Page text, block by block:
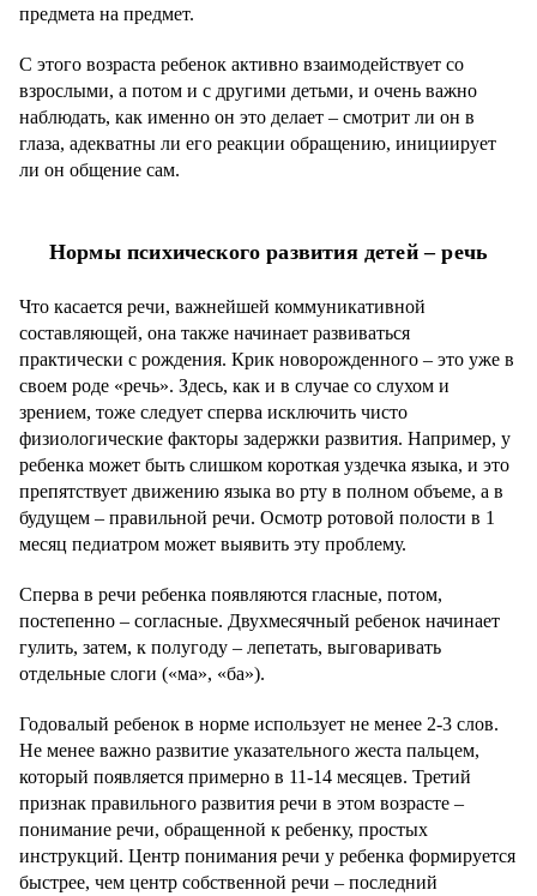
предмета на предмет.
С этого возраста ребенок активно взаимодействует со
взрослыми, а потом и с другими детьми, и очень важно
наблюдать, как именно он это делает – смотрит ли он в
глаза, адекватны ли его реакции обращению, инициирует
ли он общение сам.
Нормы психического развития детей – речь
Что касается речи, важнейшей коммуникативной
составляющей, она также начинает развиваться
практически с рождения. Крик новорожденного – это уже в
своем роде «речь». Здесь, как и в случае со слухом и
зрением, тоже следует сперва исключить чисто
физиологические факторы задержки развития. Например, у
ребенка может быть слишком короткая уздечка языка, и это
препятствует движению языка во рту в полном объеме, а в
будущем – правильной речи. Осмотр ротовой полости в 1
месяц педиатром может выявить эту проблему.
Сперва в речи ребенка появляются гласные, потом,
постепенно – согласные. Двухмесячный ребенок начинает
гулить, затем, к полугоду – лепетать, выговаривать
отдельные слоги («ма», «ба»).
Годовалый ребенок в норме использует не менее 2-3 слов.
Не менее важно развитие указательного жеста пальцем,
который появляется примерно в 11-14 месяцев. Третий
признак правильного развития речи в этом возрасте –
понимание речи, обращенной к ребенку, простых
инструкций. Центр понимания речи у ребенка формируется
быстрее, чем центр собственной речи – последний